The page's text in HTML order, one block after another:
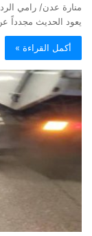
منارة عدن/ رامي
يعود الحديث مجدداً
أكمل القراءة »